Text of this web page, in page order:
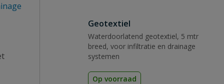
Geotextiel
Waterdoorlatend geotextiel, 5 mtr
breed, voor infiltratie en drainage
systemen
Op voorraad